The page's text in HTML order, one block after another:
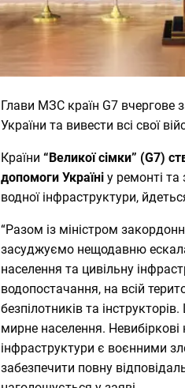
Глави МЗС країн G7 вчергове
України та вивести всі свої
Країни “Великої сімки” (G7)
допомоги Україні у ремонті та
водної інфраструктури,
“Разом із міністром
засуджуємо нещодавню
населення та цивільну
водопостачання, на всій
безпілотників та
мирне населення.
інфраструктури є воєнними
забезпечити повну